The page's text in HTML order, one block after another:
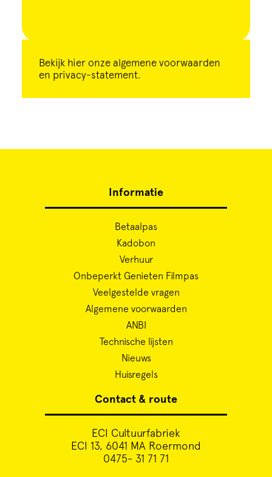
Bekijk hier onze algemene voorwaarden
en privacy-statement.
Informatie
Betaalpas
Kadobon
Verhuur
Onbeperkt Genieten Filmpas
Veelgestelde vragen
Algemene voorwaarden
ANBI
Technische lijsten
Nieuws
Huisregels
Contact & route
ECI Cultuurfabriek
ECI 13, 6041 MA Roermond
0475- 31 71 71